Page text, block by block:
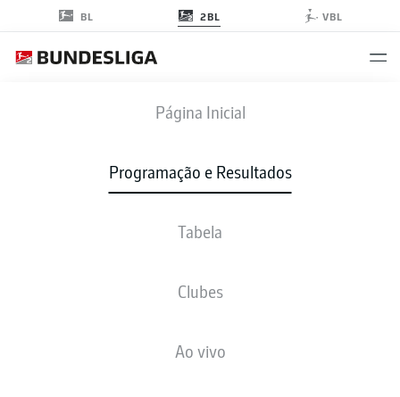
BL 2BL VBL
Página Inicial
Programação e Resultados
Tabela
Clubes
Ao vivo
KSV SGD
ESCALAÇÕES
sex., 23.10.2026 - dom., 25.10.2026